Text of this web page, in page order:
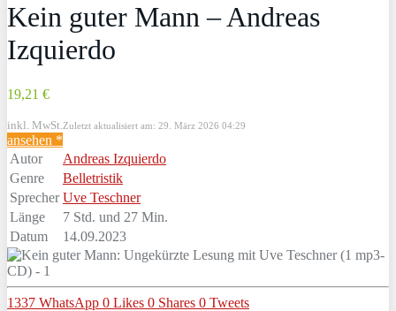
Kein guter Mann – Andreas
Izquierdo
19,21 €
inkl. MwSt. Zuletzt aktualisiert am: 29. März 2026 04:29
ansehen *
Autor
Andreas Izquierdo
Genre
Belletristik
Sprecher Uve Teschner
Länge
7 Std. und 27 Min.
Datum
14.09.2023
1337 WhatsApp 0 Likes 0 Shares 0 Tweets